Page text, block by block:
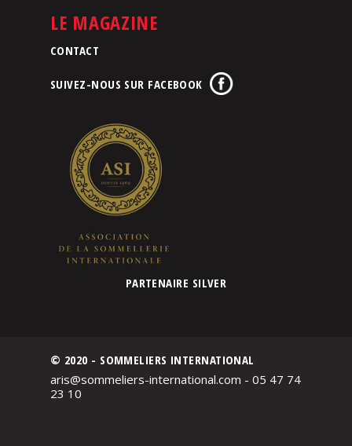
LE MAGAZINE
CONTACT
SUIVEZ-NOUS SUR FACEBOOK
PARTENAIRE SILVER
© 2020 - SOMMELIERS INTERNATIONAL
aris@sommeliers-international.com - 05 47 74
23 10